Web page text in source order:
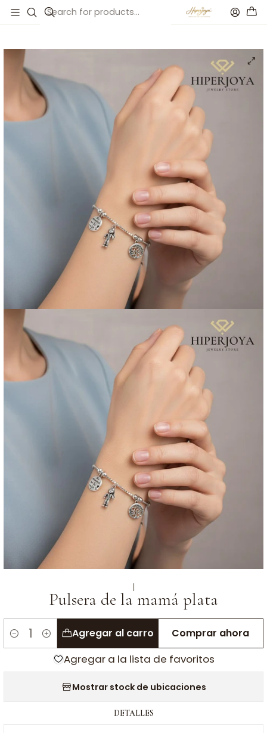
Inicio Catálogo Pulsera de la mamá plata
|
Pulsera de la mamá plata
Cantidad
Agregar al carro Comprar ahora
Agregar a la lista de favoritos
Mostrar stock de ubicaciones
DETALLES